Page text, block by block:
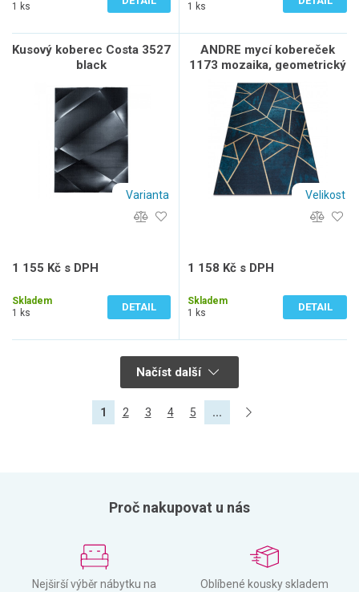
1 ks 1 ks
Kusový koberec Costa 3527
black
Varianta
1 155 Kč s DPH
Skladem
1 ks
DETAIL
ANDRE mycí kobereček
1173 mozaika, geometrický
protiskluz - tyrkysový /
zlato
Velikost
1 158 Kč s DPH
Skladem
1 ks
DETAIL
Načíst další
1 2 3 4 5 ...
Proč nakupovat u nás
Nejširší výběr nábytku na
Oblíbené kousky skladem